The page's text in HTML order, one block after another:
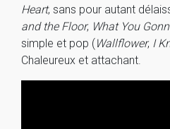
Heart, sans pour autant
and the Floor, What You
simple et pop (Wallflower, I
Chaleureux et attachant.